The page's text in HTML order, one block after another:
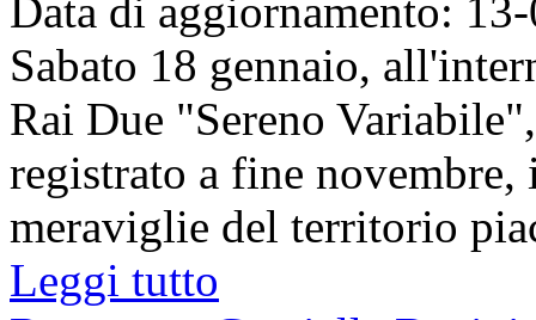
Data di aggiornamento:
Sabato 18 gennaio,
Rai Due "Sereno
registrato a fine
meraviglie del territorio
Leggi tutto